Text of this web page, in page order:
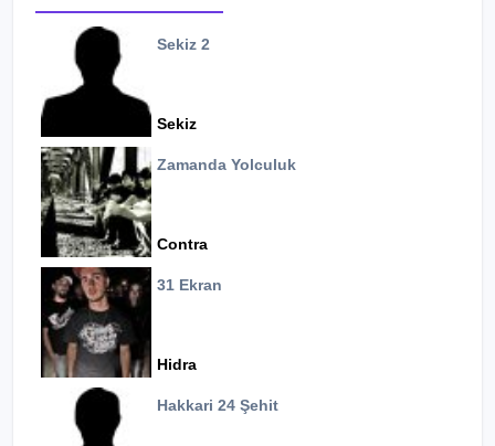
Sekiz 2
Sekiz
Zamanda Yolculuk
Contra
31 Ekran
Hidra
Hakkari 24 Şehit